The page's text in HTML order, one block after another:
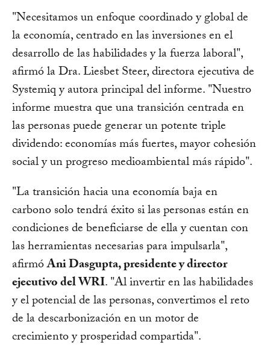
"Necesitamos un enfoque coordinado y global de
la economía, centrado en las inversiones en el
desarrollo de las habilidades y la fuerza laboral",
afirmó la Dra. Liesbet Steer, directora ejecutiva de
Systemiq y autora principal del informe. "Nuestro
informe muestra que una transición centrada en
las personas puede generar un potente triple
dividendo: economías más fuertes, mayor cohesión
social y un progreso medioambiental más rápido".
"La transición hacia una economía baja en
carbono solo tendrá éxito si las personas están en
condiciones de beneficiarse de ella y cuentan con
las herramientas necesarias para impulsarla",
afirmóAni Dasgupta, presidente y director
ejecutivo del WRI. "Al invertir en las habilidades
y el potencial de las personas, convertimos el reto
de la descarbonización en un motor de
crecimiento y prosperidad compartida".